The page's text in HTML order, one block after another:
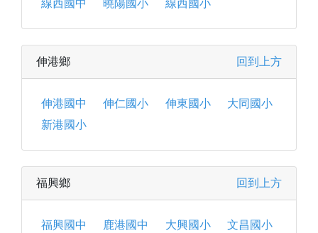
線西國中 曉陽國小 線西國小
回到上方
伸港鄉
伸港國中 伸仁國小 伸東國小
大同國小
新港國小
回到上方
福興鄉
福興國中 鹿港國中 大興國小
文昌國小